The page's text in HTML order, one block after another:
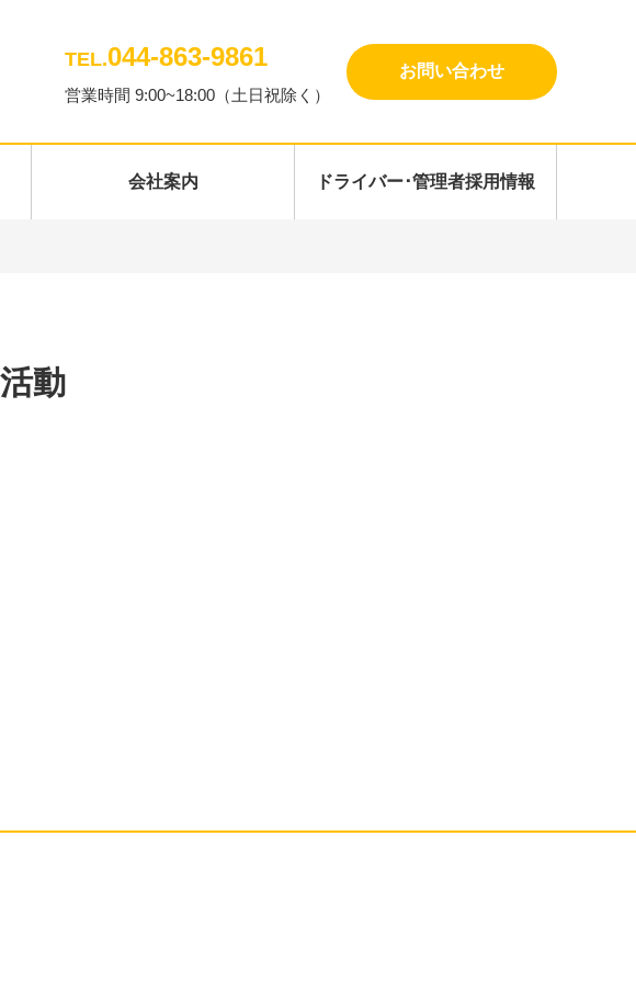
TEL.044-863-9861
営業時間 9:00~18:00（土日祝除く）
お問い合わせ
会社案内 ドライバー･管理者採用情報
動